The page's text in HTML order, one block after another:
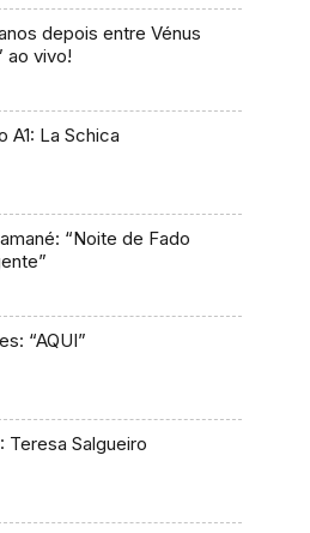
depois entre Vénus
ao vivo!
A1: La Schica
“Noite de Fado
“AQUI”
Teresa Salgueiro